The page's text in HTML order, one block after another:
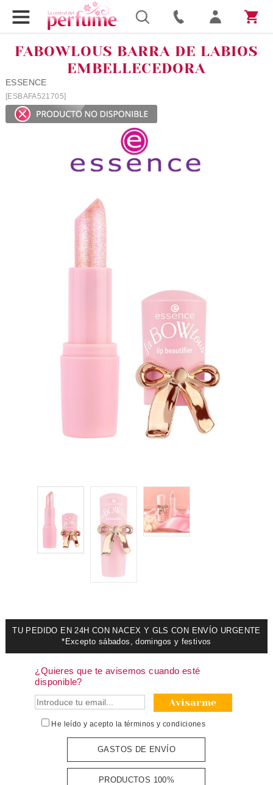
FABOWLOUS BARRA DE LABIOS
EMBELLECEDORA
ESSENCE
[ESBAFA521705]
TU PEDIDO EN 24H CON NACEX Y GLS CON ENVÍO URGENTE
*Excepto sábados, domingos y festivos
¿Quieres que te avisemos cuando esté
disponible?
Avisarme
He leído y acepto la términos y condiciones
GASTOS DE ENVÍO
PRODUCTOS 100%